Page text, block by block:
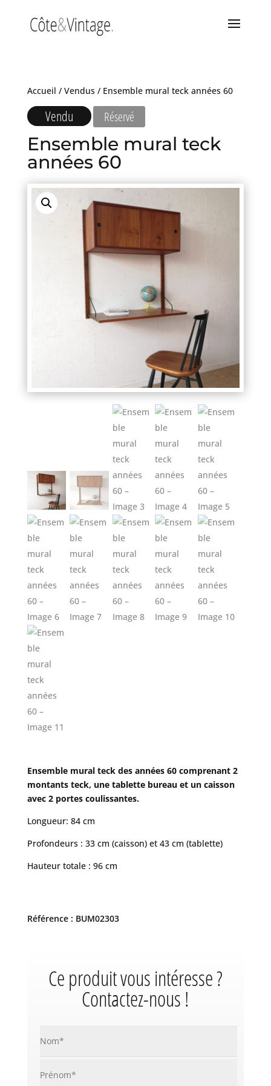
Accueil / Vendus/ Ensemble mural teck années 60
Vendu Réservé
Ensemble mural teck
années 60
Ensemble mural teck des années 60 comprenant 2
montants teck, une tablette bureau et un caisson
avec 2 portes coulissantes.
Longueur: 84 cm
Profondeurs : 33 cm (caisson) et 43 cm (tablette)
Hauteur totale : 96 cm
Référence : BUM02303
Ce produit vous intéresse ?
Contactez-nous !